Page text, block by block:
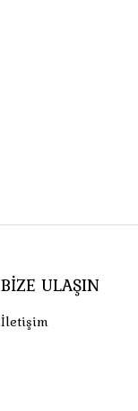
BIZE ULAŞIN
İletişim